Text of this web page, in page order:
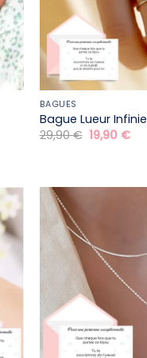
BAGUES
Bague Lueur Infinie
29,90€ Le
prix
19,90 €Le